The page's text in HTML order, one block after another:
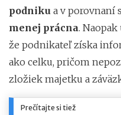
podniku a v porovnaní
menej prácna.
že podnikateľ získa
ako celku, pričom
zložiek majetku a
Prečítajte si tiež